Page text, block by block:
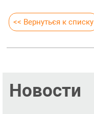
<< Вернуться к списку
Новости